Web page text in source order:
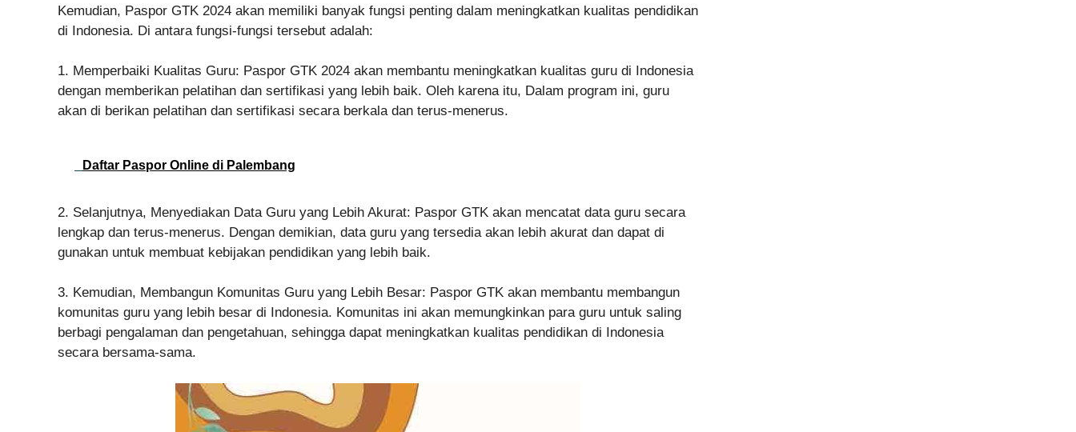
Kemudian, Paspor GTK 2024 akan memiliki banyak fungsi penting dalam meningkatkan kualitas pendidikan
di Indonesia. Di antara fungsi-fungsi tersebut adalah:
1. Memperbaiki Kualitas Guru: Paspor GTK 2024 akan membantu meningkatkan kualitas guru di Indonesia
dengan memberikan pelatihan dan sertifikasi yang lebih baik. Oleh karena itu, Dalam program ini, guru
akan di berikan pelatihan dan sertifikasi secara berkala dan terus-menerus.
Daftar Paspor Online di Palembang
2. Selanjutnya, Menyediakan Data Guru yang Lebih Akurat: Paspor GTK akan mencatat data guru secara
lengkap dan terus-menerus. Dengan demikian, data guru yang tersedia akan lebih akurat dan dapat di
gunakan untuk membuat kebijakan pendidikan yang lebih baik.
3. Kemudian, Membangun Komunitas Guru yang Lebih Besar: Paspor GTK akan membantu membangun
komunitas guru yang lebih besar di Indonesia. Komunitas ini akan memungkinkan para guru untuk saling
berbagi pengalaman dan pengetahuan, sehingga dapat meningkatkan kualitas pendidikan di Indonesia
secara bersama-sama.